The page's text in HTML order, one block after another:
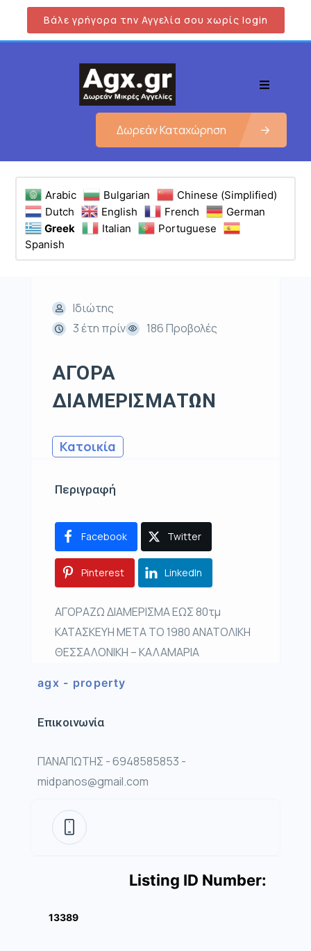
Βάλε γρήγορα την Αγγελία σου χωρίς login
Δωρεάν Καταχώρηση
Arabic Bulgarian
Chinese (Simplified)
Dutch
English French
German
Greek
Italian
Portuguese
Spanish
Ιδιώτης
3 έτη πρίν
186 Προβολές
ΑΓΟΡΑ
ΔΙΑΜΕΡΙΣΜΑΤΩΝ
Κατοικία
Περιγραφή
Facebook Twitter
Pinterest LinkedIn
ΑΓΟΡΑΖΩ ΔΙΑΜΕΡΙΣΜΑ ΕΩΣ 80τμ
ΚΑΤΑΣΚΕΥΗ ΜΕΤΑ ΤΟ 1980 ΑΝΑΤΟΛΙΚΗ
ΘΕΣΣΑΛΟΝΙΚΗ – ΚΑΛΑΜΑΡΙΑ
agx - property
Επικοινωνία
ΠΑΝΑΓΙΩΤΗΣ - 6948585853 -
midpanos@gmail.com
Listing ID Number:
13389